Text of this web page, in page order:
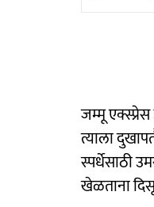
जम्मू एक्स्प्रेस
त्याला
स्पर्धेसाठी
खेळताना